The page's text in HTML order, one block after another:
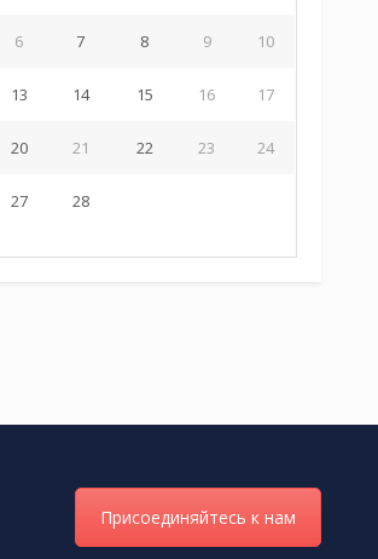
6 7 8 9 10
13 14 15 16 17
20 21 22 23 24
27 28
Присоединяйтесь к нам